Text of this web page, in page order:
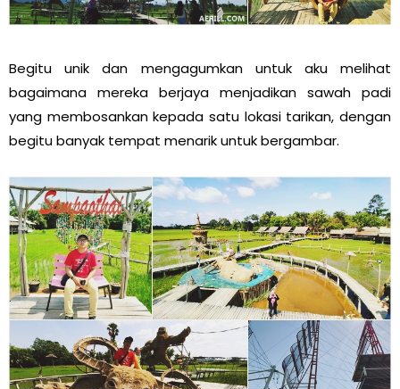
Begitu unik dan mengagumkan untuk aku melihat
bagaimana mereka berjaya menjadikan sawah padi
yang membosankan kepada satu lokasi tarikan, dengan
begitu banyak tempat menarik untuk bergambar.